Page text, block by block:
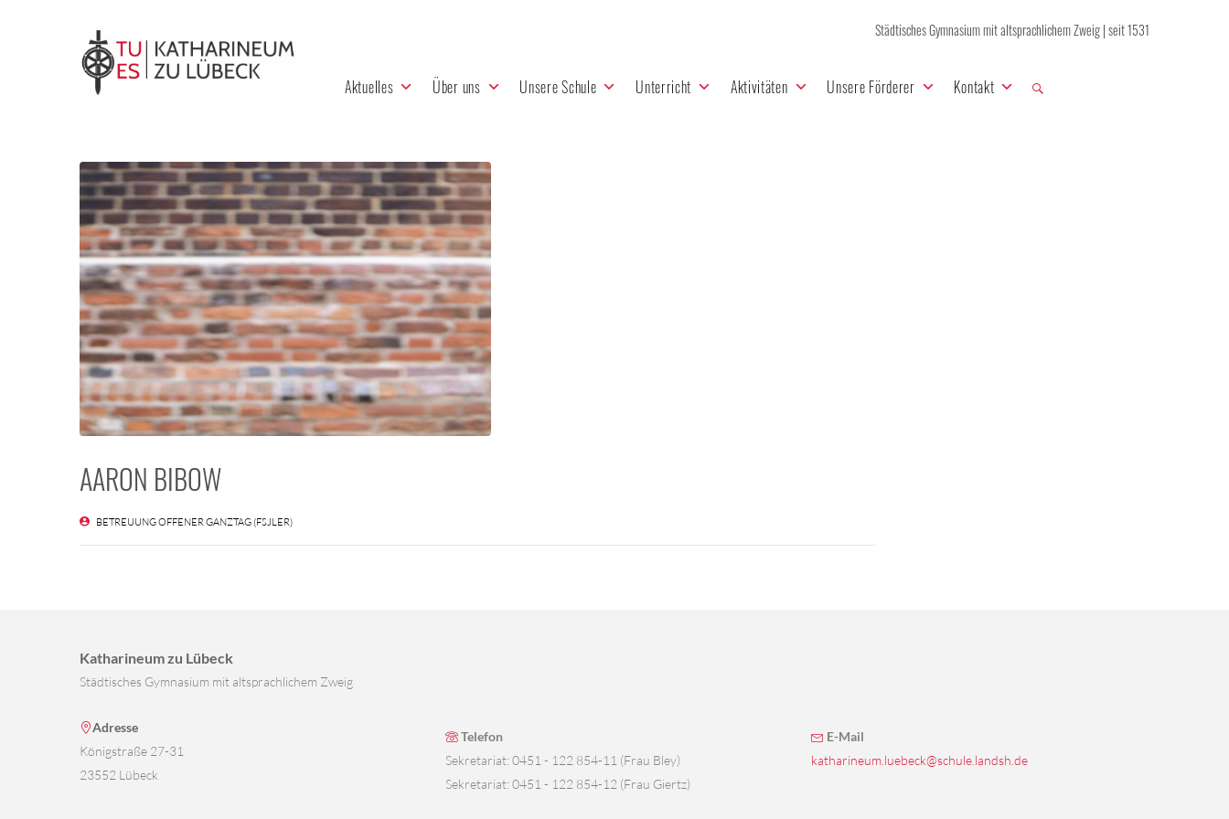
Städtisches Gymnasium mit altsprachlichem Zweig | seit 1531
Aktuelles Über uns Unsere Schule Unterricht Aktivitäten Unsere Förderer Kontakt
AARON BIBOW
BETREUUNG OFFENER GANZTAG (FSJLER)
Katharineum zu Lübeck
Städtisches Gymnasium mit altsprachlichem Zweig
Adresse
Königstraße 27-31
23552 Lübeck
Telefon
Sekretariat: 0451 - 122 854-11 (Frau Bley)
Sekretariat: 0451 - 122 854-12 (Frau Giertz)
E-Mail
katharineum.luebeck@schule.landsh.de